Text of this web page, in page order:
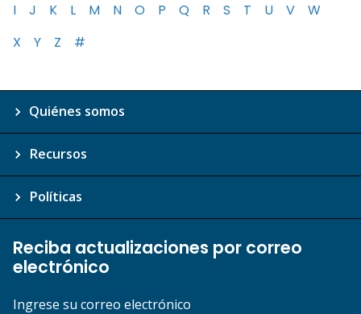
I
J K L M N O P Q R S T U V
W
X
Y Z #
Quiénes somos
Recursos
Políticas
Reciba actualizaciones por correo
electrónico
Ingrese su correo electrónico